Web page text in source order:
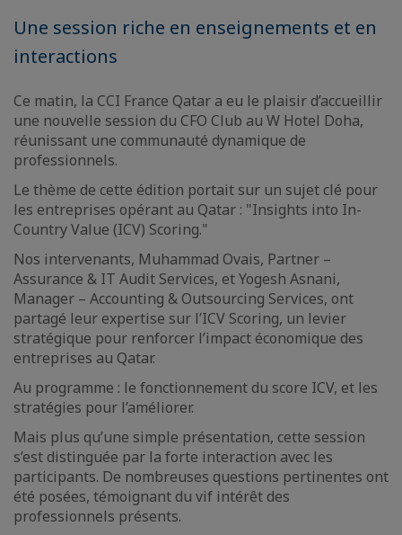
Une session riche en enseignements et en
interactions
Ce matin, la CCI France Qatar a eu le plaisir d’accueillir
une nouvelle session du CFO Club au W Hotel Doha,
réunissant une communauté dynamique de
professionnels.
Le thème de cette édition portait sur un sujet clé pour
les entreprises opérant au Qatar : "Insights into In-
Country Value (ICV) Scoring."
Nos intervenants, Muhammad Ovais, Partner –
Assurance & IT Audit Services, et Yogesh Asnani,
Manager – Accounting & Outsourcing Services, ont
partagé leur expertise sur l’ICV Scoring, un levier
stratégique pour renforcer l’impact économique des
entreprises au Qatar.
Au programme : le fonctionnement du score ICV, et les
stratégies pour l’améliorer.
Mais plus qu’une simple présentation, cette session
s’est distinguée par la forte interaction avec les
participants. De nombreuses questions pertinentes ont
été posées, témoignant du vif intérêt des
professionnels présents.